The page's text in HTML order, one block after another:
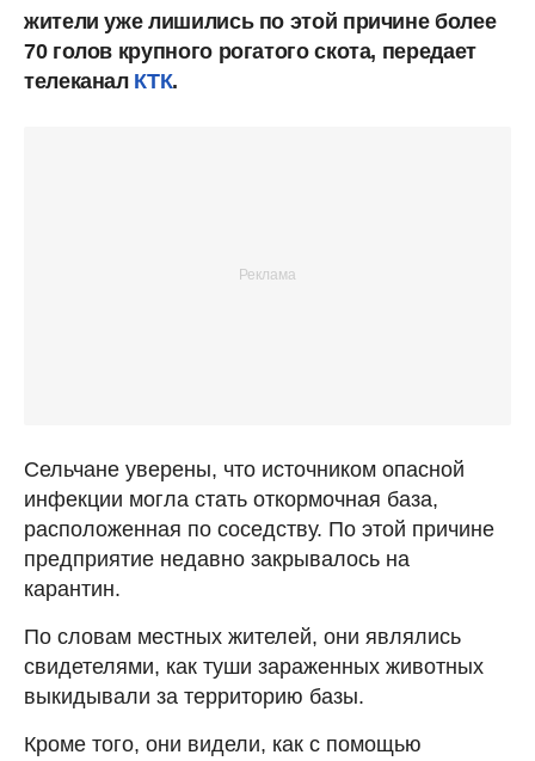
жители уже лишились по этой причине более
70 голов крупного рогатого скота, передает
телеканал КТК.
Сельчане уверены, что источником опасной
инфекции могла стать откормочная база,
расположенная по соседству. По этой причине
предприятие недавно закрывалось на
карантин.
По словам местных жителей, они являлись
свидетелями, как туши зараженных животных
выкидывали за территорию базы.
Кроме того, они видели, как с помощью